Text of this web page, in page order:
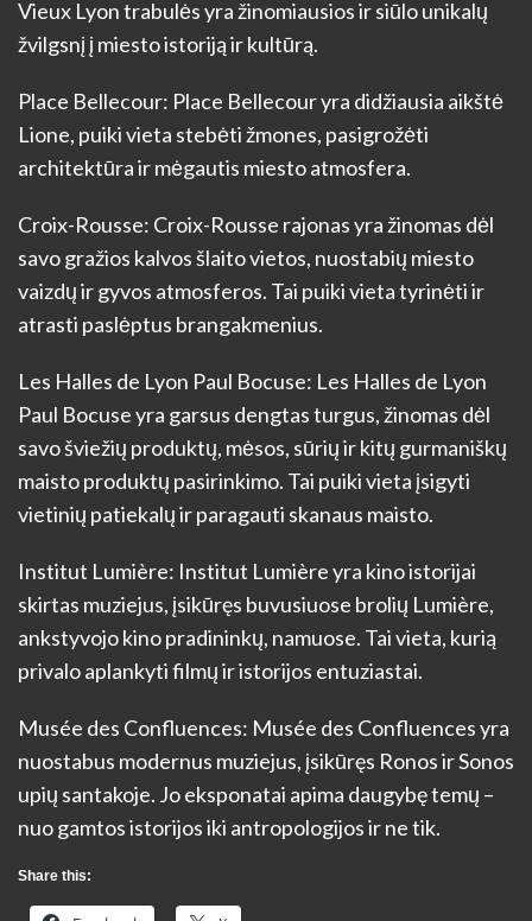
Vieux Lyon trabulės yra žinomiausios ir siūlo unikalų
žvilgsnį į miesto istoriją ir kultūrą.
Place Bellecour: Place Bellecour yra didžiausia aikštė
Lione, puiki vieta stebėti žmones, pasigrožėti
architektūra ir mėgautis miesto atmosfera.
Croix-Rousse: Croix-Rousse rajonas yra žinomas dėl
savo gražios kalvos šlaito vietos, nuostabių miesto
vaizdų ir gyvos atmosferos. Tai puiki vieta tyrinėti ir
atrasti paslėptus brangakmenius.
Les Halles de Lyon Paul Bocuse: Les Halles de Lyon
Paul Bocuse yra garsus dengtas turgus, žinomas dėl
savo šviežių produktų, mėsos, sūrių ir kitų gurmaniškų
maisto produktų pasirinkimo. Tai puiki vieta įsigyti
vietinių patiekalų ir paragauti skanaus maisto.
Institut Lumière: Institut Lumière yra kino istorijai
skirtas muziejus, įsikūręs buvusiuose brolių Lumière,
ankstyvojo kino pradininkų, namuose. Tai vieta, kurią
privalo aplankyti filmų ir istorijos entuziastai.
Musée des Confluences: Musée des Confluences yra
nuostabus modernus muziejus, įsikūręs Ronos ir Sonos
upių santakoje. Jo eksponatai apima daugybę temų –
nuo gamtos istorijos iki antropologijos ir ne tik.
Share this: